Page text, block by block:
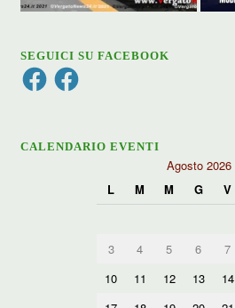
SEGUICI SU FACEBOOK
FacebookFacebook
CALENDARIO EVENTI
Agosto 2026
L
M M G V
3
4 5 6 7
10
11 12 13 14